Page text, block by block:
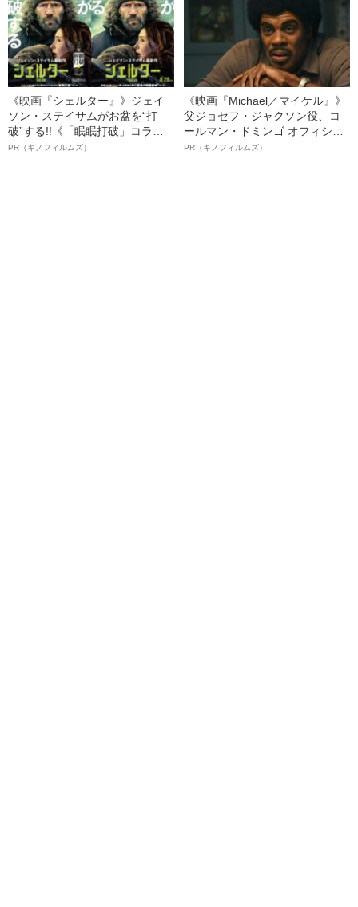
《映画『シェルター』》ジェイ
ソン・ステイサムがお盆を“打
破”する!!《「眠眠打破」コラ
ボ》
PR（キノフィルムズ）
《映画『Michael／マイケル』》
父ジョセフ・ジャクソン役、コ
ールマン・ドミンゴ オフィシャ
ルインタビュー“観客を魅了した
PR（キノフィルムズ）